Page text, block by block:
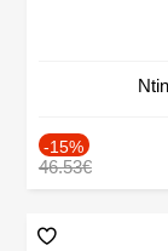
-15%
46.53€